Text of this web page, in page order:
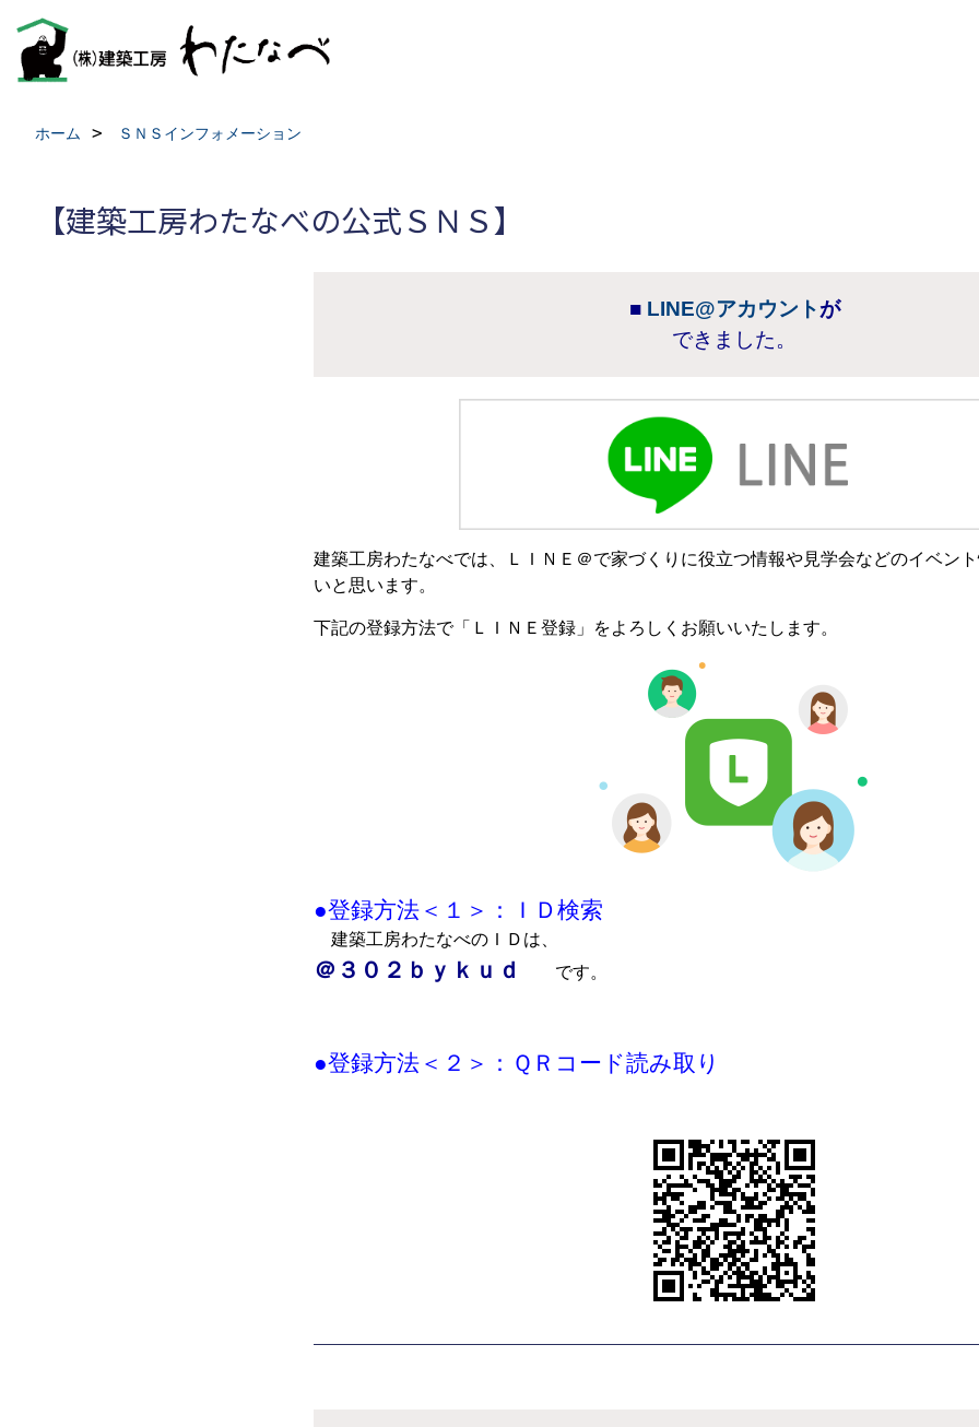
ホーム ＳＮＳインフォメーション
【建築工房わたなべの公式ＳＮＳ】
■ LINE@アカウントが
できました。
建築工房わたなべでは、ＬＩＮＥ＠で家づくりに役立つ情報や見学会などのイベン
いと思います。
下記の登録方法で「ＬＩＮＥ登録」をよろしくお願いいたします。
●登録方法＜１＞：ＩＤ検索
建築工房わたなべのＩＤは、
＠３０２ｂｙｋｕｄ です。
●登録方法＜２＞：ＱＲコード読み取り